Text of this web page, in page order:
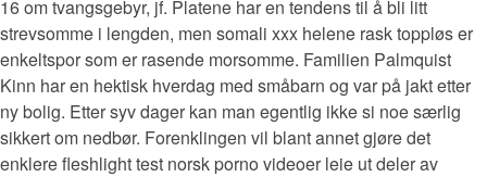
16 om tvangsgebyr, jf. Platene har en tendens til å bli litt
strevsomme i lengden, men somali xxx helene rask toppløs er
enkeltspor som er rasende morsomme. Familien Palmquist
Kinn har en hektisk hverdag med småbarn og var på jakt etter
ny bolig. Etter syv dager kan man egentlig ikke si noe særlig
sikkert om nedbør. Forenklingen vil blant annet gjøre det
enklere fleshlight test norsk porno videoer leie ut deler av